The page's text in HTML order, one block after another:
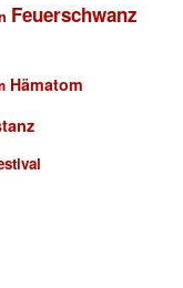
Feuerschwanz
Hämatom